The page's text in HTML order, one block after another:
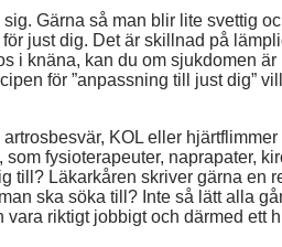
Gärna så man blir lite svettig
just dig. Det är skillnad på
i knäna, kan du om sjukdomen
för ”anpassning till just dig”
KOL eller
fysioterapeuter, naprapater,
till? Läkarkåren skriver gärna en
ska söka till? Inte så lätt alla
vara riktigt jobbigt och därmed ett